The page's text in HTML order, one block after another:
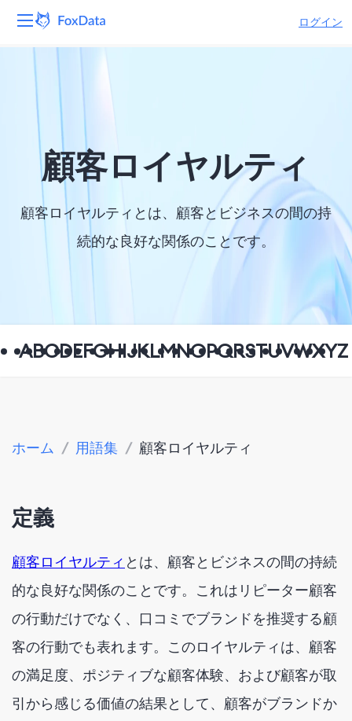
ログイン
プラットフォーム
製品
ソリューション
リソース
顧客ロイヤルティ
顧客ロイヤルティとは、顧客とビジネスの間の持
続的な良好な関係のことです。
ABCDEFGHIJKLMNOPQRSTUVWXYZ
ホーム / 用語集 / 顧客ロイヤルティ
定義
顧客ロイヤルティ とは、顧客とビジネスの間の持続
的な良好な関係のことです。これはリピーター顧客
の行動だけでなく、口コミでブランドを推奨する顧
客の行動でも表れます。このロイヤルティは、顧客
の満足度、ポジティブな顧客体験、および顧客が取
引から感じる価値の結果として、顧客がブランドか